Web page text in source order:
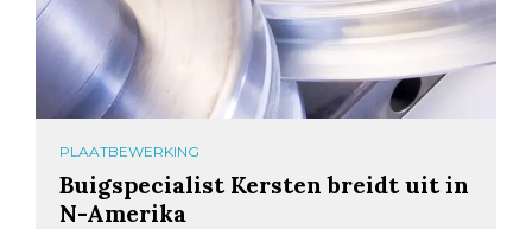
PLAATBEWERKING
Buigspecialist Kersten breidt uit in
N-Amerika